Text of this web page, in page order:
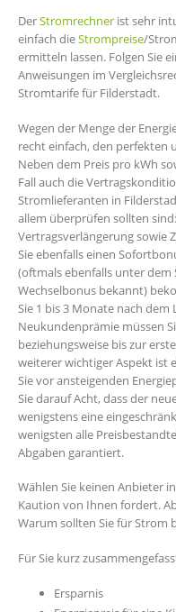
DerStromrechner ist sehr
einfach dieStrompreise/
ermitteln lassen. Folgen Sie
Anweisungen im
Stromtarife für Filderstadt.
Wegen der Menge der
recht einfach, den perfekten
Neben dem Preis pro kWh
Fall auch die
Stromlieferanten in
allem überprüfen sollten
Vertragsverlängerung sowie
Sie ebenfalls einen
(oftmals ebenfalls unter
Wechselbonus bekannt)
Sie 1 bis 3 Monate nach dem
Neukundenprämie müssen
beziehungsweise bis zur
weiterer wichtiger Aspekt ist
Sie vor ansteigenden
Sie darauf Acht, dass der
wenigstens eine
wenigsten alle
Abgaben garantiert.
Wählen Sie keinen Anbieter
Kaution von Ihnen fordert.
Warum sollten Sie für Strom
Für Sie kurz
Ersparnis